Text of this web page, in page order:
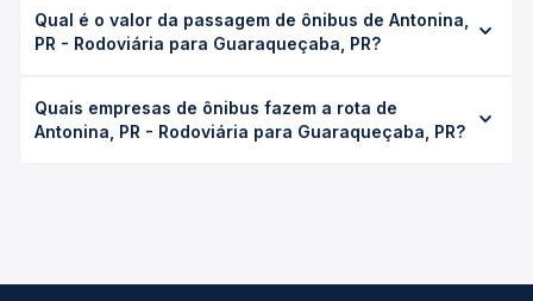
Guaraqueçaba, PR leva em média 3h 10min, podendo
variar conforme a viação, o tipo de serviço (convencional,
duração exata de cada opção na data desejada.
Qual é o valor da passagem de ônibus de Antonina,
PR - Rodoviária para Guaraqueçaba, PR?
Rodoviária para Guaraqueçaba, PR custa em média R$
54,10 e varia conforme a data da viagem, a empresa, o
Quais empresas de ônibus fazem a rota de
Antonina, PR - Rodoviária para Guaraqueçaba, PR?